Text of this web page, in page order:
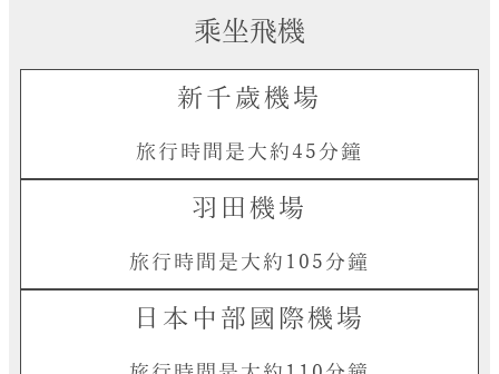
乘坐飛機
新千歲機場
旅行時間是大約45分鐘
羽田機場
旅行時間是大約105分鐘
日本中部國際機場